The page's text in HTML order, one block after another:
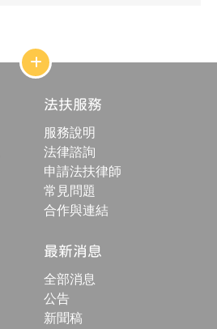
網
站
結
構
合
按
鈕
法扶服務
服務說明
法律諮詢
申請法扶律師
常見問題
合作與連結
最新消息
全部消息
公告
新聞稿